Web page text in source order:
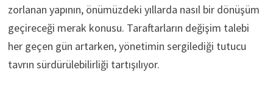
zorlanan yapının, önümüzdeki yıllarda nasıl bir dönüşüm
geçireceği merak konusu. Taraftarların değişim talebi
her geçen gün artarken, yönetimin sergilediği tutucu
tavrın sürdürülebilirliği tartışılıyor.